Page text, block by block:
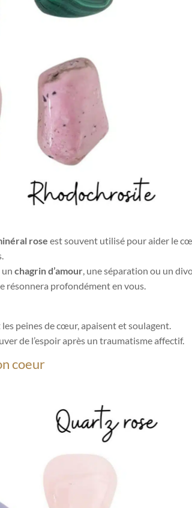
rose est souvent utilisé pour aider le
un chagrin d’amour, une séparation ou un
résonnera profondément en vous.
peines de cœur, apaisent et soulagent.
de l’espoir après un traumatisme affectif.
coeur